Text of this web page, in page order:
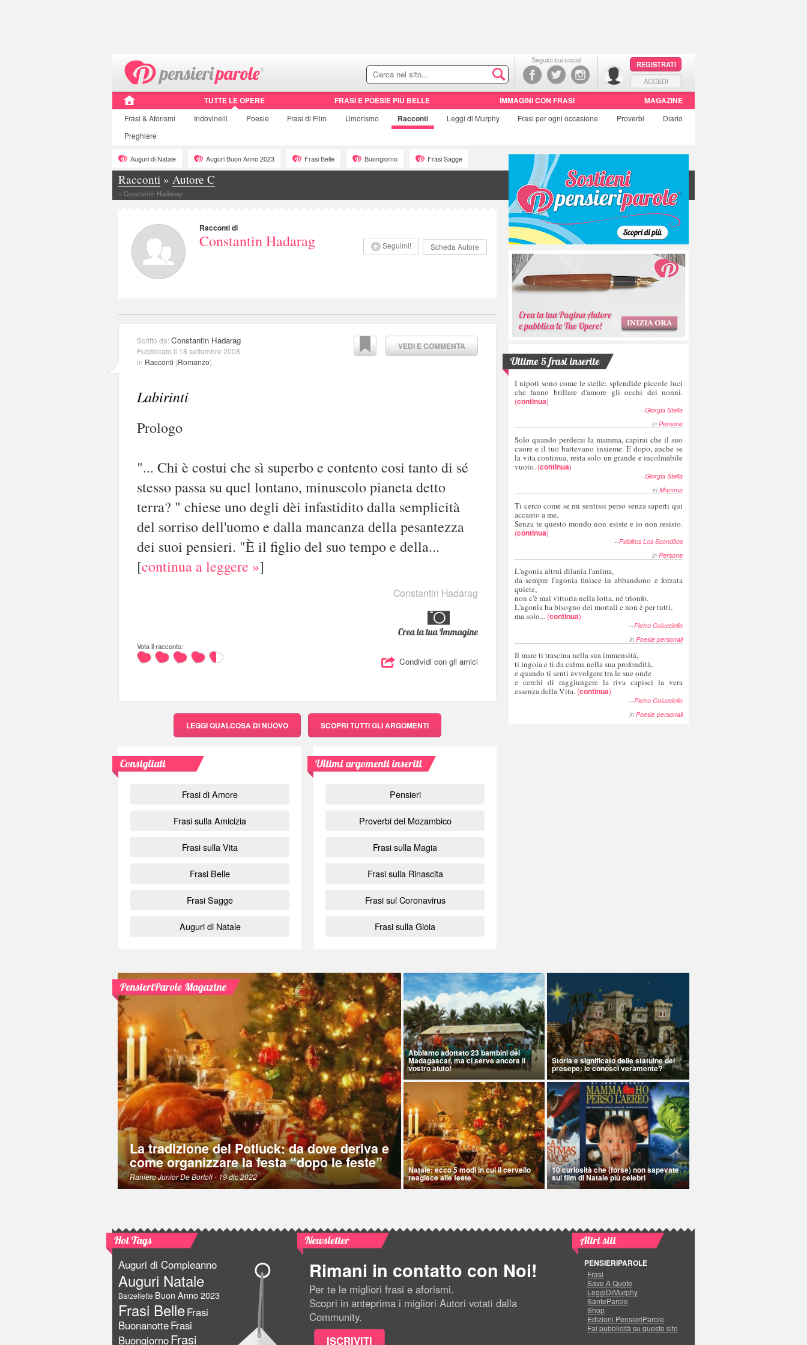
Seguici sui social
REGISTRATI
ACCEDI
TUTTE LE OPERE FRASI E POESIE PIÙ BELLE IMMAGINI CON FRASI MAGAZINE
Frasi & Aforismi Indovinelli Poesie Frasi di Film Umorismo Racconti Leggi di Murphy Frasiper ogni occasione Proverbi
Diario
Preghiere
Auguri di Natale Auguri Buon Anno 2023 Frasi Belle Buongiorno Frasi Sagge
Racconti » Autore C
» Constantin Hadarag
Seguimi! Scheda Autore
Racconti di
Constantin Hadarag
VEDI E COMMENTA
Scritto da:Constantin Hadarag
Pubblicato il 18 settembre 2008
in Racconti (Romanzo)
Labirinti
Prologo
"... Chi è costui che sì superbo e contento cosi tanto di sé
stesso passa su quel lontano, minuscolo pianeta detto
terra? " chiese uno degli dèi infastidito dalla semplicità
del sorriso dell'uomo e dalla mancanza della pesantezza
dei suoi pensieri. "È il figlio del suo tempo e della...
[continua a leggere »]
Constantin Hadarag
Crea la tua Immagine
Vota il racconto:
Condividi con gli amici
LEGGI QUALCOSA DI NUOVO SCOPRITUTTI GLI ARGOMENTI
Consigliati
Frasi di Amore
Frasi sulla Amicizia
Frasi sulla Vita
Frasi Belle
Frasi Sagge
Auguri di Natale
Ultimi argomenti inseriti
Pensieri
Proverbi del Mozambico
Frasi sulla Magia
Frasi sulla Rinascita
Frasi sul Coronavirus
Frasi sulla Gioia
Ultime 5 frasi inserite
I nipoti sono come le stelle: splendide piccole luci
che fanno brillare d'amore gli occhi dei nonni.
(continua)
--Giorgia Stella
in Persone
Solo quando perderai la mamma, capirai che il suo
cuore e il tuo battevano insieme. E dopo, anche se
la vita continua, resta solo un grande e incolmabile
vuoto. (continua)
--Giorgia Stella
in Mamma
Ti cerco come se mi sentissi perso senza saperti qui
accanto a me.
Senza te questo mondo non esiste e io non resisto.
(continua)
--Pablitos Los Sconditos
in Persone
L'agonia altrui dilania l'anima,
da sempre l'agonia finisce in abbandono e forzata
quiete,
non c'è mai vittoria nella lotta, né trionfo.
L'agonia ha bisogno dei mortali e non è per tutti,
ma solo... (continua)
--Pietro Colucciello
in Poesie personali
Il mare ti trascina nella sua immensità,
ti ingoia e ti da calma nella sua profondità,
e quando ti senti avvolgere tra le sue onde
e cerchi di raggiungere la riva capisci la vera
essenza della Vita. (continua)
--Pietro Colucciello
in Poesie personali
PensieriParole Magazine
La tradizione del Potluck: da dove deriva e
come organizzare la festa “dopo le feste”
Raniero Junior De Bortoli- 19 dic 2022
Abbiamo adottato 23 bambini del
Madagascar, ma ci serve ancora il
vostro aiuto!
Storia e significato delle statuine del
presepe: le conosci veramente?
Natale: ecco 5 modi in cui il cervello
reagisce alle feste
10 curiosità che (forse) non sapevate
sui film di Natale più celebri
Hot Tags
Auguri di Compleanno
Auguri Natale
Barzellette Buon Anno 2023
Frasi BelleFrasi
BuonanotteFrasi
BuongiornoFrasi
Newsletter
Rimani in contatto con Noi!
Per te le migliori frasi e aforismi.
Scopri in anteprima i migliori Autori votati dalla
Community.
ISCRIVITI
Altri siti
PENSIERIPAROLE
Frasi
Save A Quote
LeggiDiMurphy
SanteParole
Shop
Edizioni PensieriParole
Fai pubblicità su questo sito